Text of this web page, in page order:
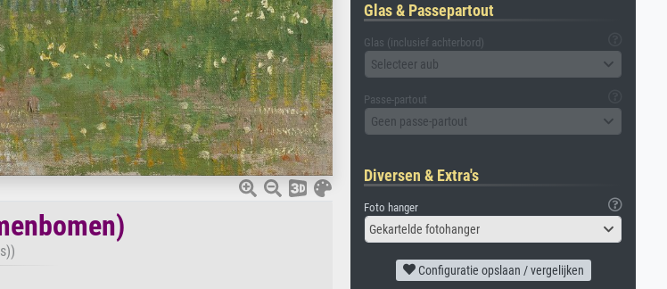
Glas & Passepartout
Glas (inclusief achterbord)
Selecteer aub
Passe-partout
Geen passe-partout
Diversen & Extra's
Foto hanger
Gekartelde fotohanger
Configuratie opslaan / vergelijken